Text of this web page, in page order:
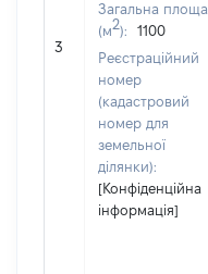
3
Загальна площа
(м2):
1100
Реєстраційний
номер
(кадастровий
номер для
земельної
ділянки):
[Конфіденційна
інформація]